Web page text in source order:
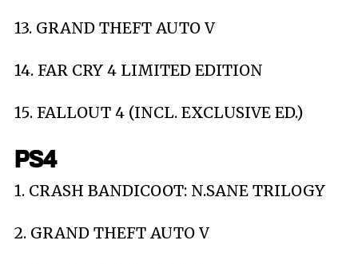
13. GRAND THEFT AUTO V
14. FAR CRY 4 LIMITED EDITION
15. FALLOUT 4 (INCL. EXCLUSIVE ED.)
PS4
1. CRASH BANDICOOT: N.SANE TRILOGY
2. GRAND THEFT AUTO V